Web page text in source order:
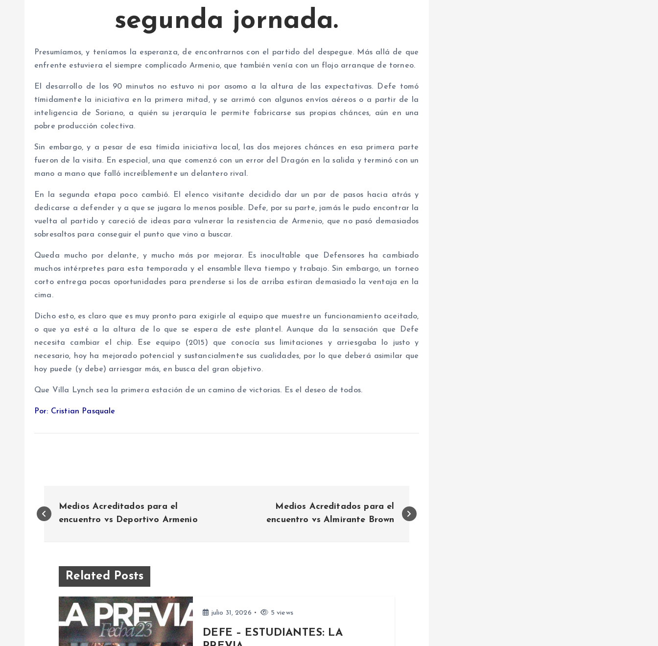
segunda jornada.
Presumíamos, y teníamos la esperanza, de encontrarnos con el partido del despegue. Más allá de que
enfrente estuviera el siempre complicado Armenio, que también venía con un flojo arranque de torneo.
El desarrollo de los 90 minutos no estuvo ni por asomo a la altura de las expectativas. Defe tomó
tímidamente la iniciativa en la primera mitad, y se arrimó con algunos envíos aéreos o a partir de la
inteligencia de Soriano, a quién su jerarquía le permite fabricarse sus propias chánces, aún en una
pobre producción colectiva.
Sin embargo, y a pesar de esa tímida iniciativa local, las dos mejores chánces en esa primera parte
fueron de la visita. En especial, una que comenzó con un error del Dragón en la salida y terminó con un
mano a mano que falló increíblemente un delantero rival.
En la segunda etapa poco cambió. El elenco visitante decidido dar un par de pasos hacia atrás y
dedicarse a defender y a que se jugara lo menos posible. Defe, por su parte, jamás le pudo encontrar la
vuelta al partido y careció de ideas para vulnerar la resistencia de Armenio, que no pasó demasiados
sobresaltos para conseguir el punto que vino a buscar.
Queda mucho por delante, y mucho más por mejorar. Es inocultable que Defensores ha cambiado
muchos intérpretes para esta temporada y el ensamble lleva tiempo y trabajo. Sin embargo, un torneo
corto entrega pocas oportunidades para prenderse si los de arriba estiran demasiado la ventaja en la
cima.
Dicho esto, es claro que es muy pronto para exigirle al equipo que muestre un funcionamiento aceitado,
o que ya esté a la altura de lo que se espera de este plantel. Aunque da la sensación que Defe
necesita cambiar el chip. Ese equipo (2015) que conocía sus limitaciones y arriesgaba lo justo y
necesario, hoy ha mejorado potencial y sustancialmente sus cualidades, por lo que deberá asimilar que
hoy puede (y debe) arriesgar más, en busca del gran objetivo.
Que Villa Lynch sea la primera estación de un camino de victorias. Es el deseo de todos.
Por: Cristian Pasquale
a
Medios Acreditados para el
encuentro vs Deportivo Armenio
Medios Acreditados para el
encuentro vs Almirante Brown
Related Posts
julio 31, 2026 5 views
DEFE – ESTUDIANTES: LA